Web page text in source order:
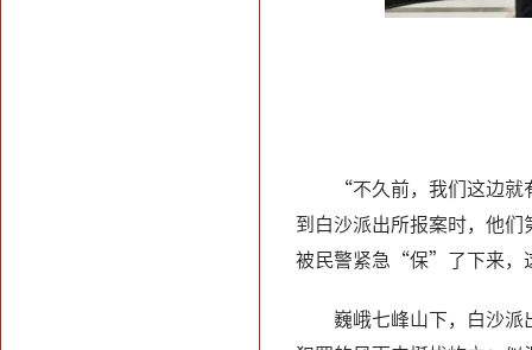
“不久前，我们这边
到白沙派出所报案时，他
被民警紧急“保”了下来，
巍峨七峰山下，白沙